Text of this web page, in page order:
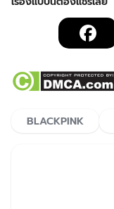
BLACKPINK